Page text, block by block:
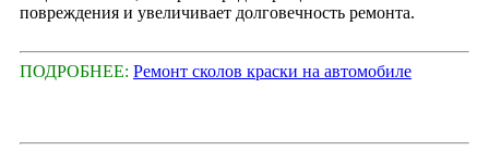
повреждения и увеличивает долговечность ремонта.
ПОДРОБНЕЕ: Ремонт сколов краски на автомобиле